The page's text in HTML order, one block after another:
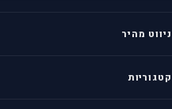
ניווט מהיר
צור קשר
קטגוריות